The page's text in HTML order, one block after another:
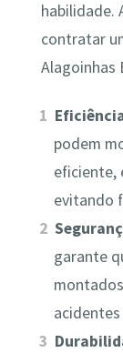
habilidade.
contratar
Alagoinhas
podem
eficiente,
evitando
garante